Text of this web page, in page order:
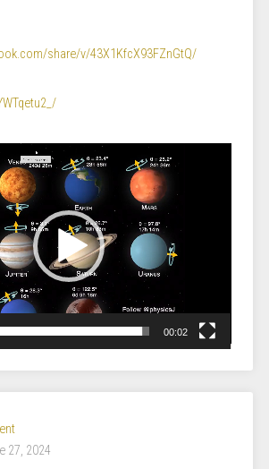
share/v/43X1KfcX93FZnGtQ/
00:02
27, 2024